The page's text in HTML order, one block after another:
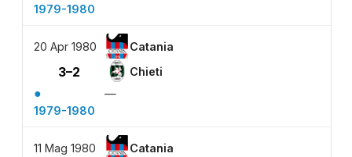
1979-1980
20 Apr 1980 Catania
3–2 Chieti
●
—
1979-1980
11 Mag 1980 Catania